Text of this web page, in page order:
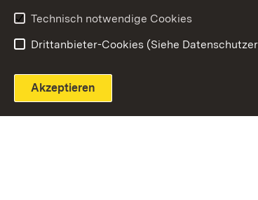
Technisch notwendige Cookies
Drittanbieter-Cookies (Siehe
Akzeptieren